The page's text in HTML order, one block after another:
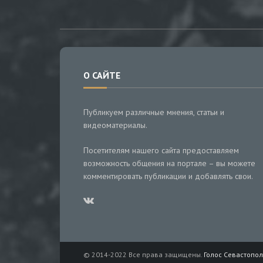
О САЙТЕ
Публикуем различные мнения, статьи и
видеоматериалы.
Посетителям нашего сайта предоставляем
возможность общения на портале – вы можете
комментировать публикации и добавлять свои.
© 2014-2022 Все права защищены. Голос